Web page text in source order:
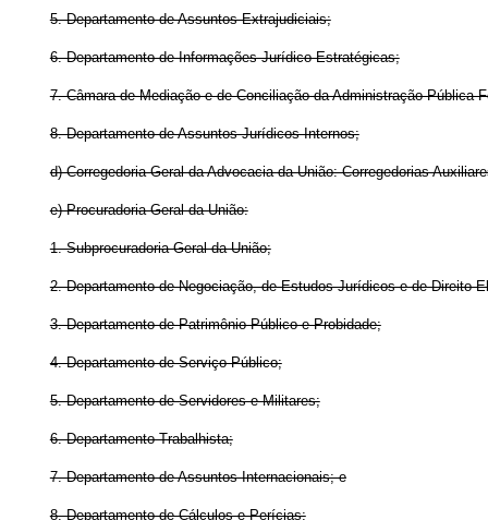
5. Departamento de Assuntos Extrajudiciais;
6. Departamento de Informações Jurídico-Estratégicas;
7. Câmara de Mediação e de Conciliação da Administração Pública
8. Departamento de Assuntos Jurídicos Internos;
d) Corregedoria-Geral da Advocacia da União: Corregedorias
e) Procuradoria-Geral da União:
1. Subprocuradoria-Geral da União;
2. Departamento de Negociação, de Estudos Jurídicos e de Direito
3. Departamento de Patrimônio Público e Probidade;
4. Departamento de Serviço Público;
5. Departamento de Servidores e Militares;
6. Departamento Trabalhista;
7. Departamento de Assuntos Internacionais; e
8. Departamento de Cálculos e Perícias;